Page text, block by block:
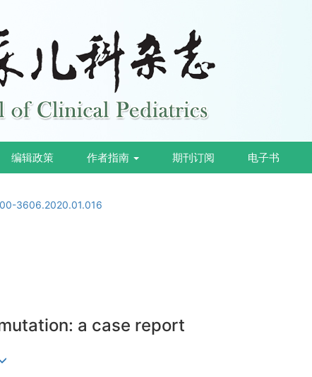
编辑政策 作者指南 期刊订阅 电子书
3606.2020.01.016
a case report